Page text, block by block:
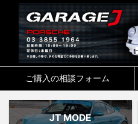
ご購入の相談フォーム
JT MODE